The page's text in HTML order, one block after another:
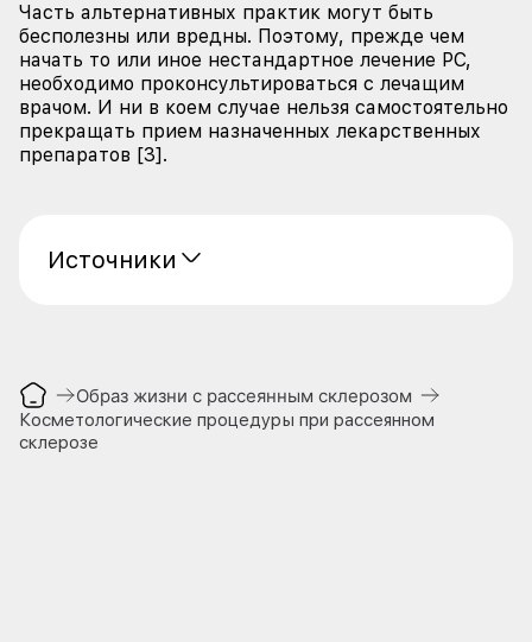
Часть альтернативных практик могут быть
бесполезны или вредны. Поэтому, прежде чем
начать то или иное нестандартное лечение РС,
необходимо проконсультироваться с лечащим
врачом. И ни в коем случае нельзя самостоятельно
прекращать прием назначенных лекарственных
препаратов [3].
Источники
Образ жизни с рассеянным склерозом
Косметологические процедуры при рассеянном
склерозе